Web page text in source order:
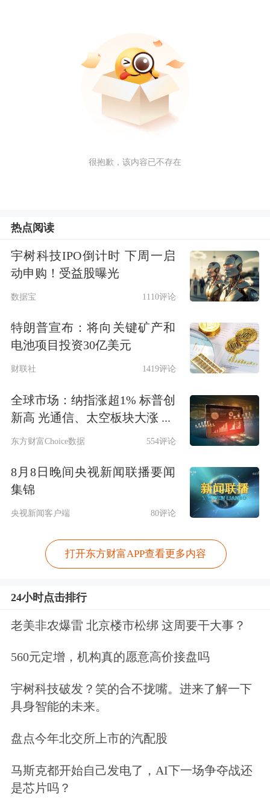
很抱歉，该内容已不存在
热点阅读
宇树科技IPO倒计时 下周一启
动申购！受益股曝光
数据宝 1110评论
特朗普宣布：将向关键矿产和
电池项目投资30亿美元
财联社 1419评论
全球市场：纳指涨超1% 标普创
新高 光通信、太空板块大涨 ...
东方财富Choice数据 554评论
8月8日晚间央视新闻联播要闻
集锦
央视新闻客户端 80评论
打开东方财富APP查看更多内容
24小时点击排行
老美非农爆雷 北京楼市松绑 这周要干大事？
560元定增，机构真的愿意高价接盘吗
宇树科技破发？笑的合不拢嘴。进来了解一下
具身智能的未来。
盘点今年北交所上市的汽配股
马斯克都开始自己发电了，AI下一场争夺战还
是芯片吗？